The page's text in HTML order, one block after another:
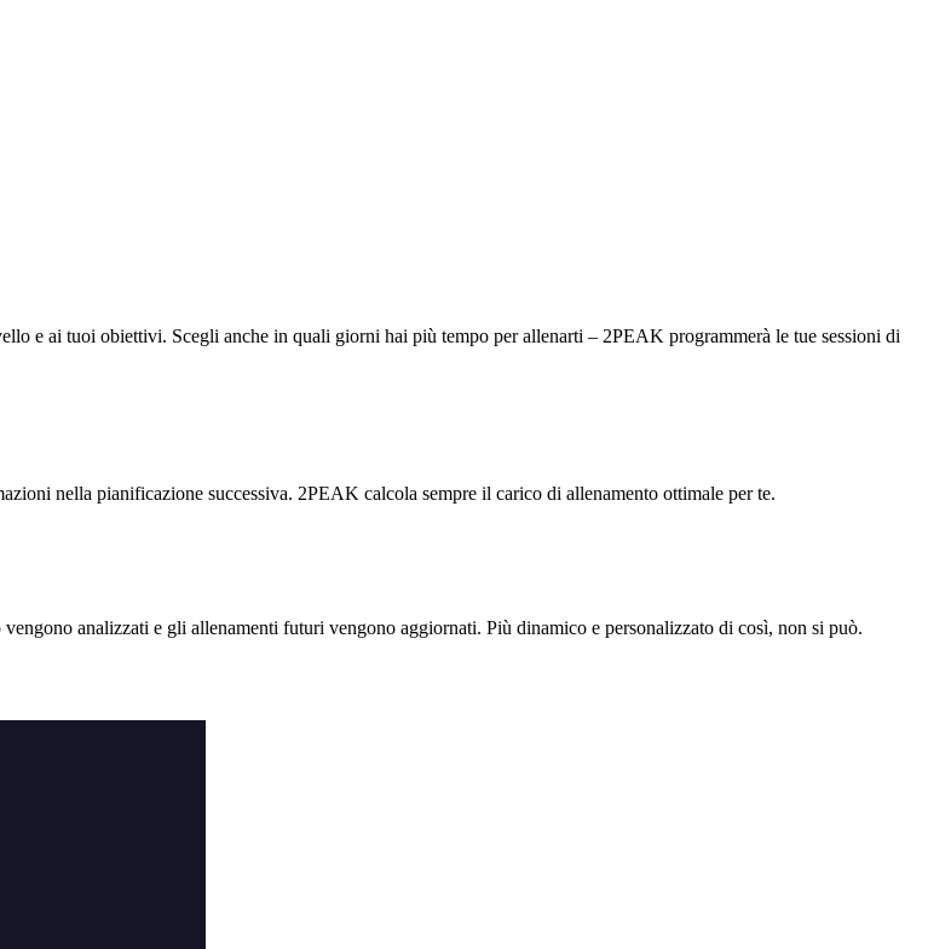
e ai tuoi obiettivi. Scegli anche in quali giorni hai più tempo per allenarti – 2PEAK programmerà le tue sessioni di
nella pianificazione successiva. 2PEAK calcola sempre il carico di allenamento ottimale per te.
analizzati e gli allenamenti futuri vengono aggiornati. Più dinamico e personalizzato di così, non si può.